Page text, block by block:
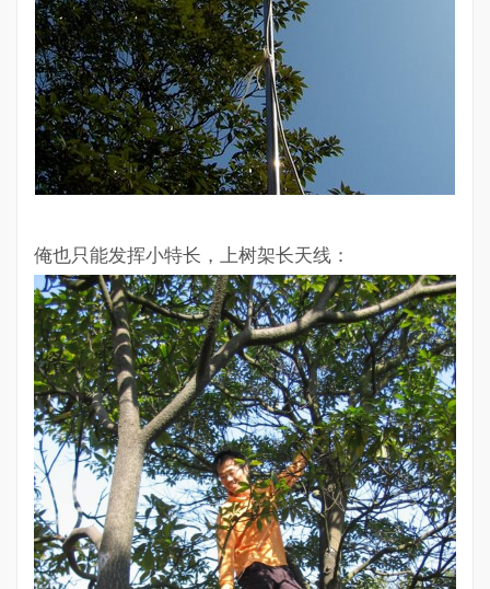
俺也只能发挥小特长，上树架长天线：